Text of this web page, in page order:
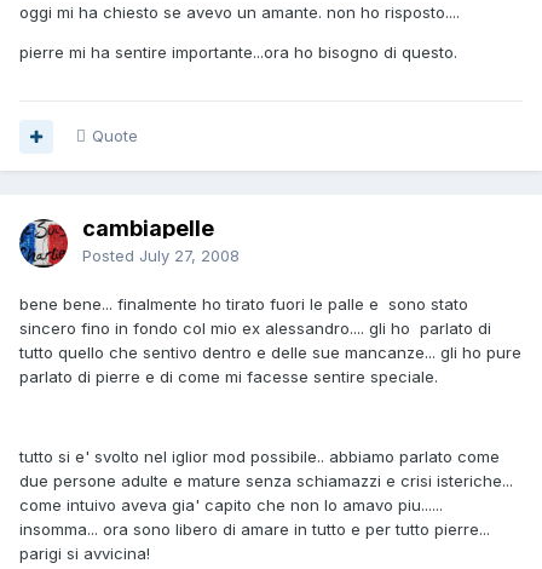
oggi mi ha chiesto se avevo un amante. non ho risposto....
pierre mi ha sentire importante...ora ho bisogno di questo.
Quote
cambiapelle
Posted July 27, 2008
bene bene... finalmente ho tirato fuori le palle e sono stato
sincero fino in fondo col mio ex alessandro.... gli ho parlato di
tutto quello che sentivo dentro e delle sue mancanze... gli ho pure
parlato di pierre e di come mi facesse sentire speciale.
tutto si e' svolto nel iglior mod possibile.. abbiamo parlato come
due persone adulte e mature senza schiamazzi e crisi isteriche...
come intuivo aveva gia' capito che non lo amavo piu......
insomma... ora sono libero di amare in tutto e per tutto pierre...
parigi si avvicina!